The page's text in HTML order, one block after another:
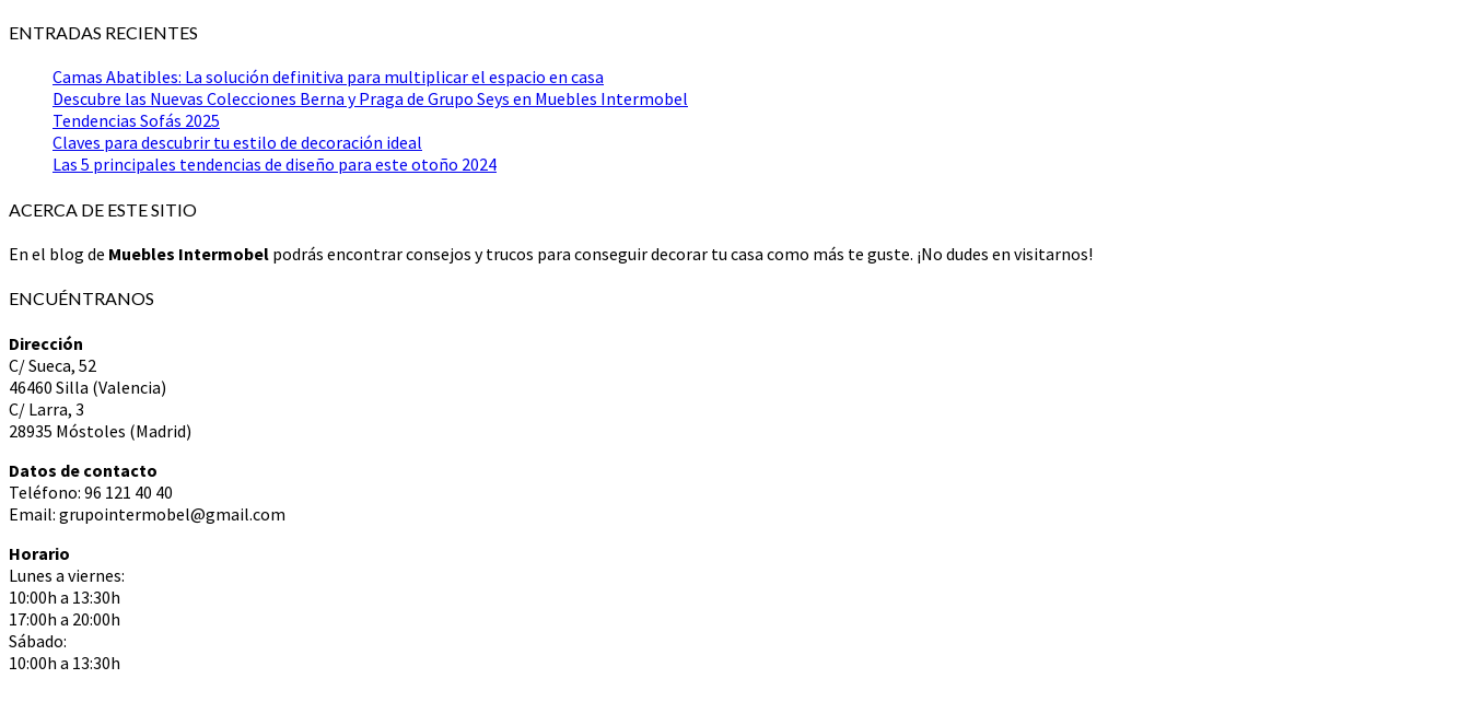
ENTRADAS RECIENTES
Camas Abatibles: La solución definitiva para multiplicar el espacio en casa
Descubre las Nuevas Colecciones Berna y Praga de Grupo Seys en Muebles Intermobel
Tendencias Sofás 2025
Claves para descubrir tu estilo de decoración ideal
Las 5 principales tendencias de diseño para este otoño 2024
ACERCA DE ESTE SITIO
En el blog de Muebles Intermobel podrás encontrar consejos y trucos para conseguir decorar tu casa como más te guste. ¡No dudes en visitarnos!
ENCUÉNTRANOS
Dirección
C/ Sueca, 52
46460 Silla (Valencia)
C/ Larra, 3
28935 Móstoles (Madrid)
Datos de contacto
Teléfono: 96 121 40 40
Email: grupointermobel@gmail.com
Horario
Lunes a viernes:
10:00h a 13:30h
17:00h a 20:00h
Sábado:
10:00h a 13:30h